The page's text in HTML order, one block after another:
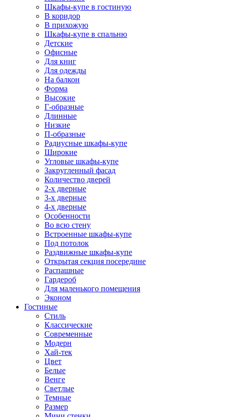
Шкафы-купе в гостиную
В коридор
В прихожую
Шкафы-купе в спальню
Детские
Офисные
Для книг
Для одежды
На балкон
Форма
Высокие
Г-образные
Длинные
Низкие
П-образные
Радиусные шкафы-купе
Широкие
Угловые шкафы-купе
Закругленный фасад
Количество дверей
2-х дверные
3-х дверные
4-х дверные
Особенности
Во всю стену
Встроенные шкафы-купе
Под потолок
Раздвижные шкафы-купе
Открытая секция посередине
Распашные
Гардероб
Для маленького помещения
Эконом
Гостиные
Стиль
Классические
Современные
Модерн
Хай-тек
Цвет
Белые
Венге
Светлые
Темные
Размер